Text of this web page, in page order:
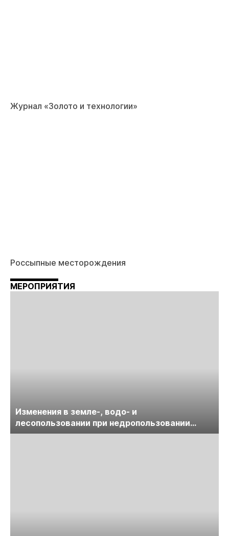
Журнал «Золото и технологии»
Россыпные месторождения
МЕРОПРИЯТИЯ
Изменения в земле-, водо- и
лесопользовании при недропользовании
обсудят на семинаре «ПравоТЭК»